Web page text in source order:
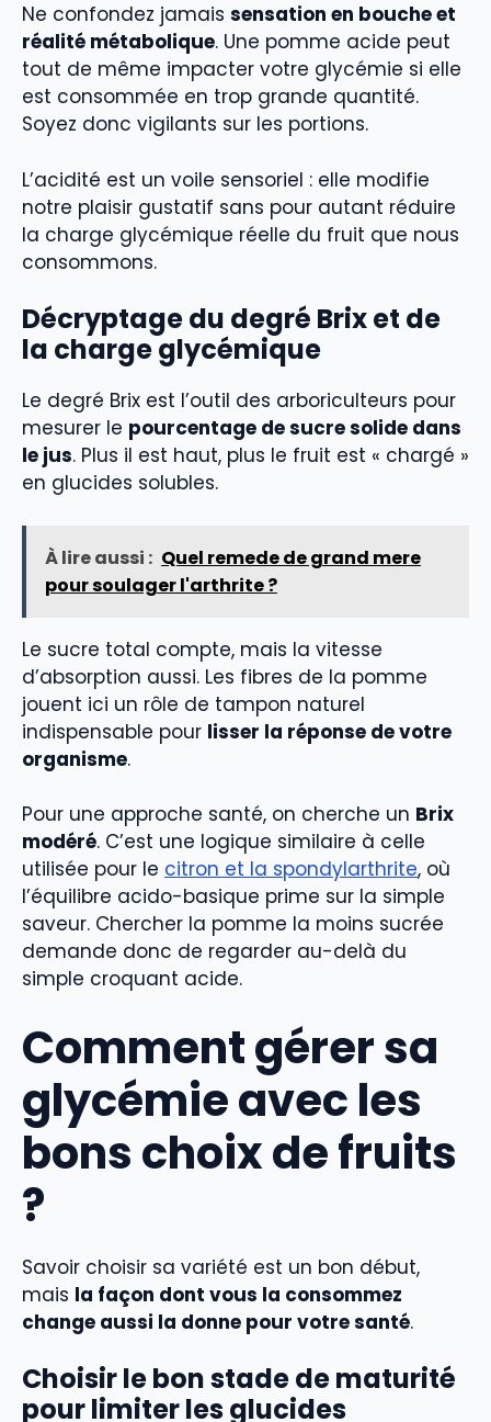
Ne confondez jamais sensation en bouche et
réalité métabolique. Une pomme acide peut
tout de même impacter votre glycémie si elle
est consommée en trop grande quantité.
Soyez donc vigilants sur les portions.
L’acidité est un voile sensoriel : elle modifie
notre plaisir gustatif sans pour autant réduire
la charge glycémique réelle du fruit que nous
consommons.
Décryptage du degré Brix et de
la charge glycémique
Le degré Brix est l’outil des arboriculteurs pour
mesurer le pourcentage de sucre solide dans
le jus. Plus il est haut, plus le fruit est « chargé »
en glucides solubles.
À lire aussi : Quel remede de grand mere
pour soulager l'arthrite ?
Le sucre total compte, mais la vitesse
d’absorption aussi. Les fibres de la pomme
jouent ici un rôle de tampon naturel
indispensable pour lisser la réponse de votre
organisme.
Pour une approche santé, on cherche un Brix
modéré. C’est une logique similaire à celle
utilisée pour le citron et la spondylarthrite, où
l’équilibre acido-basique prime sur la simple
saveur. Chercher la pomme la moins sucrée
demande donc de regarder au-delà du
simple croquant acide.
Comment gérer sa
glycémie avec les
bons choix de fruits
?
Savoir choisir sa variété est un bon début,
mais la façon dont vous la consommez
change aussi la donne pour votre santé.
Choisir le bon stade de maturité
pour limiter les glucides